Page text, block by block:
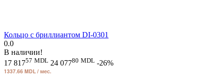
Кольцо с бриллиантом DI-0301
0.0
В наличии!
17 81757 MDL 24 07780 MDL -26%
1337.66 MDL / мес.